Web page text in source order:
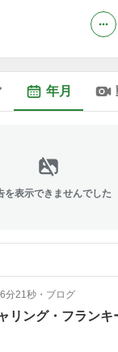
年月
を表示できませんでした
分21秒 ・ ブログ
ング・フランキ